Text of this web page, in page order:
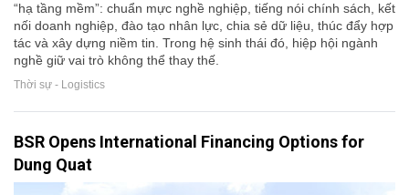
“hạ tầng mềm”: chuẩn mực nghề nghiệp, tiếng nói chính sách, kết
nối doanh nghiệp, đào tạo nhân lực, chia sẻ dữ liệu, thúc đẩy hợp
tác và xây dựng niềm tin. Trong hệ sinh thái đó, hiệp hội ngành
nghề giữ vai trò không thể thay thế.
Thời sự - Logistics
BSR Opens International Financing Options for
Dung Quat